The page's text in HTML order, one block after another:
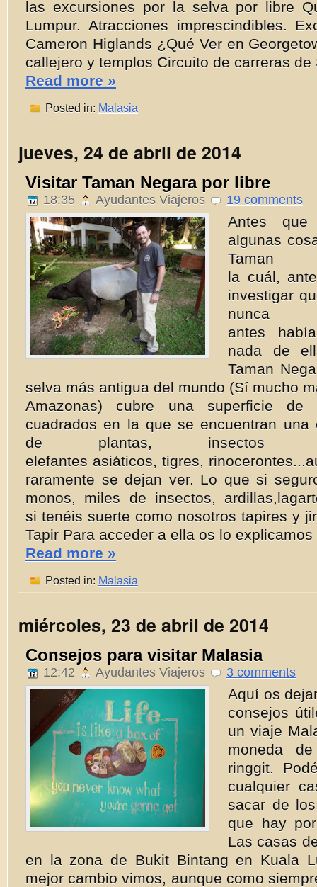
las excursiones por la selva por libre
Lumpur. Atracciones imprescindibles.
Cameron Higlands ¿Qué Ver en
callejero y templos Circuito de carreras
Read more »
Posted in: Malasia
jueves, 24 de abril de 2014
Visitar Taman Negara por libre
18:35 Ayudantes Viajeros 19 comments
Antes que
algunas
Taman
la cuál,
investigar
nunca
antes
nada de
Taman
selva más antigua del mundo (Sí mucho
Amazonas) cubre una superficie
cuadrados en la que se encuentran una
de plantas, insectos
elefantes asiáticos, tigres,
raramente se dejan ver. Lo que si
monos, miles de insectos,
si tenéis suerte como nosotros tapires y
Tapir Para acceder a ella os lo explicamos
Read more »
Posted in: Malasia
miércoles, 23 de abril de 2014
Consejos para visitar Malasia
12:42 Ayudantes Viajeros 3 comments
Aquí os
consejos
un viaje
moneda
ringgit.
cualquier
sacar de
que hay
Las casas
en la zona de Bukit Bintang en Kuala
mejor cambio vimos, aunque como